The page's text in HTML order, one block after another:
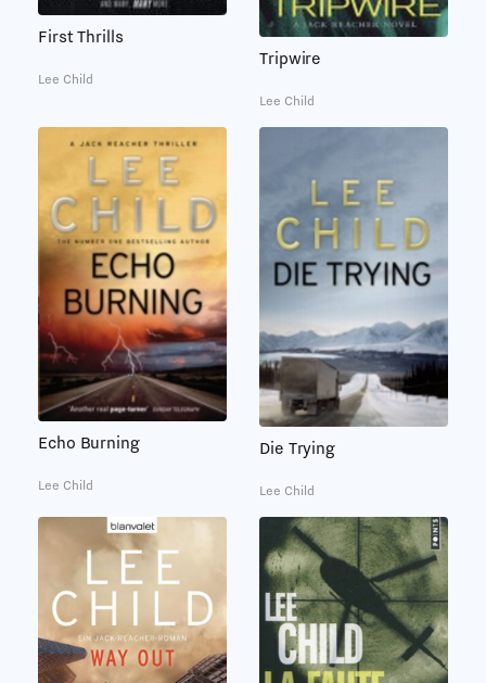
First Thrills
Lee Child
Tripwire
Lee Child
Echo Burning
Lee Child
Die Trying
Lee Child